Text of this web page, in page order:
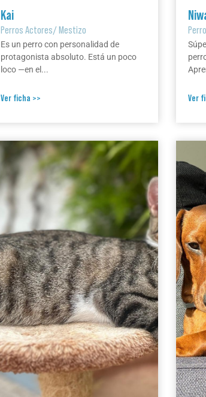
Kai
Perros Actores/Mestizo
Es un perro con personalidad de
protagonista absoluto. Está un poco
loco —en el...
Ver ficha >> Ver